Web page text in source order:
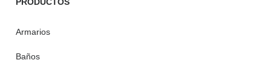
Armarios
Baños